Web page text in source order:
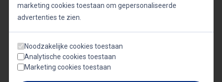
Techontwikkeling
marketing cookies toestaan om gepersonaliseerde
advertenties te zien.
Noodzakelijke cookies toestaan
Analytische cookies toestaan
Marketing cookies toestaan